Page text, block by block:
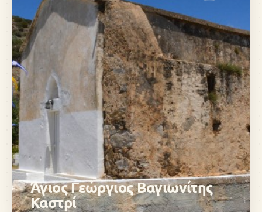
Άγιος Γεώργιος Βαγιωνίτης
Καστρί